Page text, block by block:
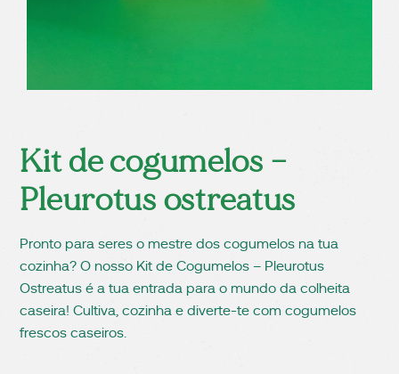
Kit de cogumelos –
Pleurotus ostreatus
Pronto para seres o mestre dos cogumelos na tua
cozinha? O nosso Kit de Cogumelos – Pleurotus
Ostreatus é a tua entrada para o mundo da colheita
caseira! Cultiva, cozinha e diverte-te com cogumelos
frescos caseiros.